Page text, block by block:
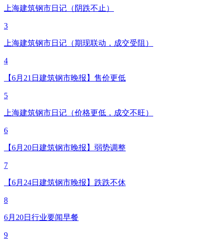
上海建筑钢市日记（阴跌不止）
3
上海建筑钢市日记（期现联动，成交受阻）
4
【6月21日建筑钢市晚报】售价更低
5
上海建筑钢市日记（价格更低，成交不旺）
6
【6月20日建筑钢市晚报】弱势调整
7
【6月24日建筑钢市晚报】跌跌不休
8
6月20日行业要闻早餐
9